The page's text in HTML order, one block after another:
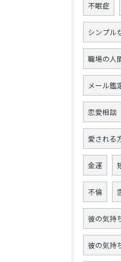
不眠症
シンプル
職場の人
メール鑑
恋愛相談
愛される
金運
不倫
彼の気持
彼の気持